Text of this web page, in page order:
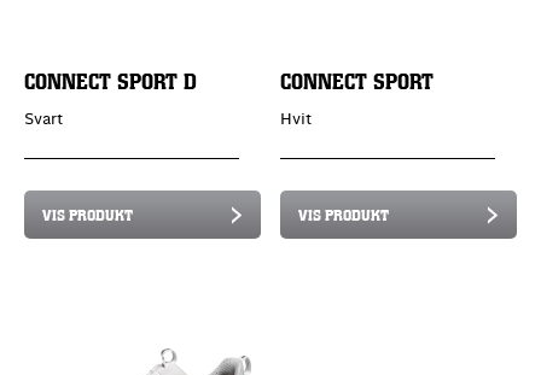
CONNECT SPORT D
Svart
VIS PRODUKT
CONNECT SPORT
Hvit
VIS PRODUKT